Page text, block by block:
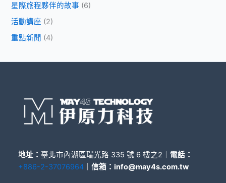
星際旅程夥伴的故事 (6)
活動講座 (2)
重點新聞 (4)
地址： 臺北市內湖區瑞光路 335 號 6 樓之2｜ 電話：
+886-2-37076964
信箱： info@may4s.com.tw